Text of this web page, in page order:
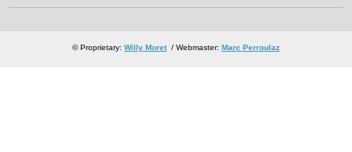
© Proprietary: Willy Moret/ Webmaster: Marc Perroulaz